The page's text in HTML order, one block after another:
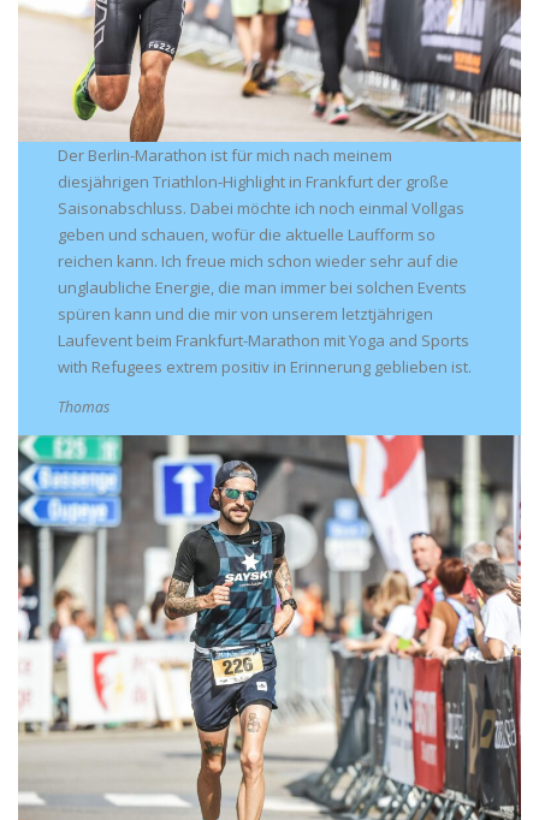
Der Berlin-Marathon ist für mich nach meinem
diesjährigen Triathlon-Highlight in Frankfurt der große
Saisonabschluss. Dabei möchte ich noch einmal Vollgas
geben und schauen, wofür die aktuelle Laufform so
reichen kann. Ich freue mich schon wieder sehr auf die
unglaubliche Energie, die man immer bei solchen Events
spüren kann und die mir von unserem letztjährigen
Laufevent beim Frankfurt-Marathon mit Yoga and Sports
with Refugees extrem positiv in Erinnerung geblieben ist.
Thomas